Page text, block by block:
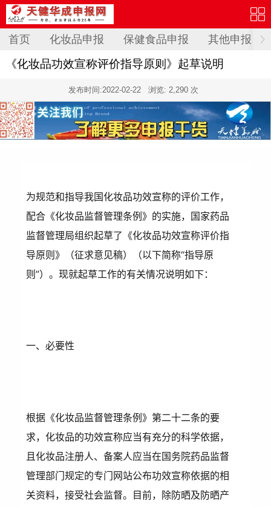
首页 化妆品申报 保健食品申报 其他申报
《化妆品功效宣称评价指导原则》起草说明
发布时间:2022-02-22 浏览: 2,290 次
为规范和指导我国化妆品功效宣称的评价工作，
配合《化妆品监督管理条例》的实施，国家药品
监督管理局组织起草了《化妆品功效宣称评价指
导原则》（征求意见稿）（以下简称“指导原
则”）。现就起草工作的有关情况说明如下：
一、必要性
根据《化妆品监督管理条例》第二十二条的要
求，化妆品的功效宣称应当有充分的科学依据，
且化妆品注册人、备案人应当在国务院药品监督
管理部门规定的专门网站公布功效宣称依据的相
关资料，接受社会监督。目前，除防晒及防晒产